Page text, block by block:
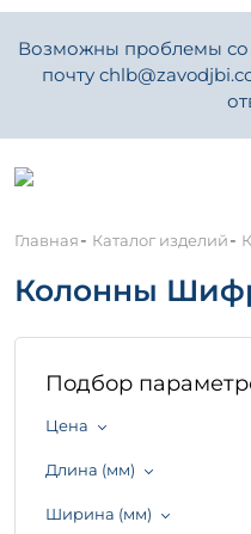
Возможны проблемы со
почту
Главная- Каталог изделий-
Колонны
Подбор
Цена
Длина (мм)
Ширина (мм)